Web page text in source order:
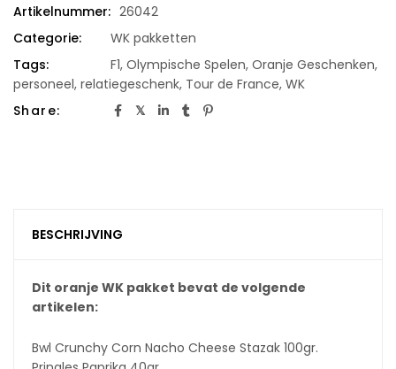
Artikelnummer: 26042
Categorie:
WK pakketten
Tags:
F1, Olympische Spelen, Oranje Geschenken,
personeel, relatiegeschenk, Tour de France, WK
Share:
BESCHRIJVING
Dit oranje WK pakket bevat de volgende
artikelen:
Bwl Crunchy Corn Nacho Cheese Stazak 100gr.